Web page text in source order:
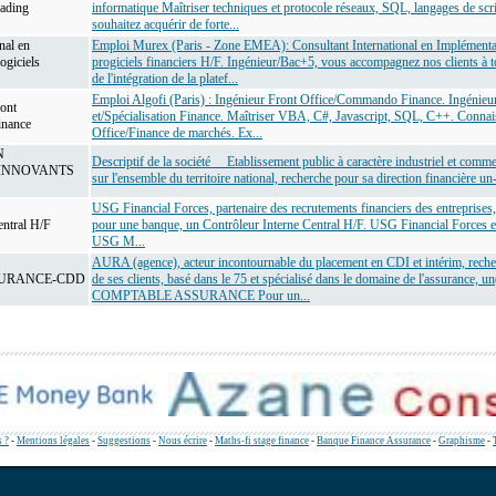
informatique Maîtriser techniques et protocole réseaux, SQL, langages de
souhaitez acquérir de forte...
en
Emploi Murex (Paris - Zone EMEA): Consultant International en
progiciels financiers H/F. Ingénieur/Bac+5, vous accompagnez nos clients à
de l'intégration de la platef...
Emploi Algofi (Paris) : Ingénieur Front Office/Commando Finance.
et/Spécialisation Finance. Maîtriser VBA, C#, Javascript, SQL, C++.
Office/Finance de marchés. Ex...
Descriptif de la société Etablissement public à caractère industriel et
sur l'ensemble du territoire national, recherche pour sa direction financière
H/F
USG Financial Forces, partenaire des recrutements financiers des
pour une banque, un Contrôleur Interne Central H/F. USG Financial Forces
USG M...
CDD
AURA (agence), acteur incontournable du placement en CDI et intérim,
de ses clients, basé dans le 75 et spécialisé dans le domaine de l'assurance,
COMPTABLE ASSURANCE Pour un...
? - Mentions légales - Suggestions - Nous écrire - Maths-fi stage finance - Banque Finance Assurance - Graphisme -